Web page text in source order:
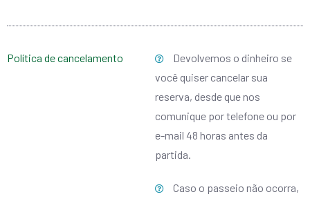
Política de cancelamento
Devolvemos o dinheiro se
você quiser cancelar sua
reserva, desde que nos
comunique por telefone ou por
e-mail 48 horas antes da
partida.
Caso o passeio não ocorra,